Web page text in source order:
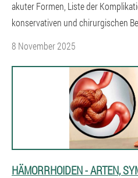
akuter Formen, Liste der
konservativen und chirurgischen
8 November 2025
HÄMORRHOIDEN - ARTEN,